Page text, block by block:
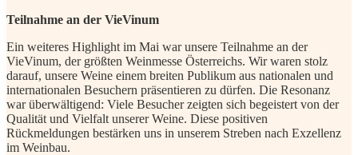
Teilnahme an der VieVinum
Ein weiteres Highlight im Mai war unsere Teilnahme an der
VieVinum, der größten Weinmesse Österreichs. Wir waren stolz
darauf, unsere Weine einem breiten Publikum aus nationalen und
internationalen Besuchern präsentieren zu dürfen. Die Resonanz
war überwältigend: Viele Besucher zeigten sich begeistert von der
Qualität und Vielfalt unserer Weine. Diese positiven
Rückmeldungen bestärken uns in unserem Streben nach Exzellenz
im Weinbau.